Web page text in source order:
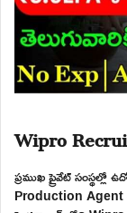
Wipro
ప్రముఖ ప్రైవేట్ సంస్థల్లో
Production Agent